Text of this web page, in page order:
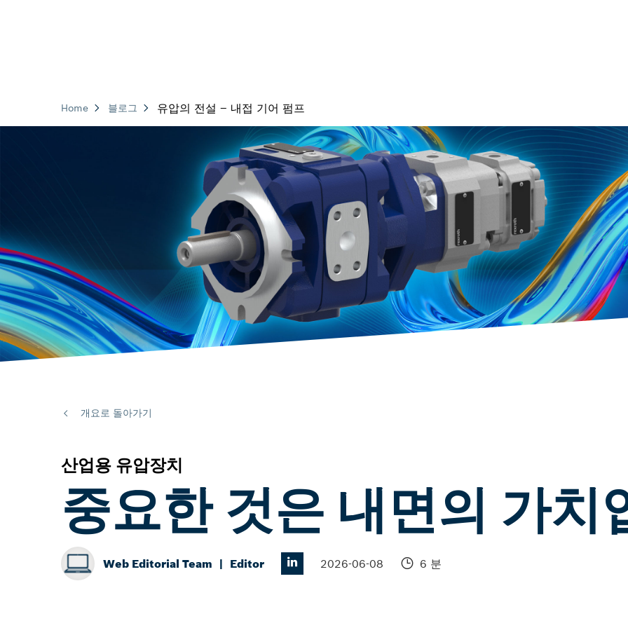
Home 블로그 유압의 전설 – 내접 기어 펌프
개요로 돌아가기
산업용 유압장치
중요한 것은 내면의 가치
Web Editorial Team Editor 2026-06-08 6 분